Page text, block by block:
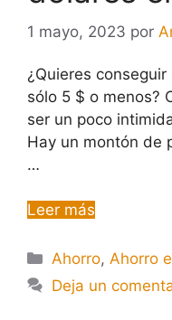
1 mayo, 2023 por
¿Quieres
sólo 5 $ o menos?
ser un poco
Hay un montón de
…
Leer más
Ahorro, Ahorro
Deja un